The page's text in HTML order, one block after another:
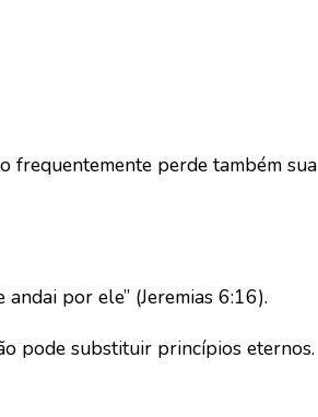
frequentemente perde também sua
por ele” (Jeremias 6:16).
pode substituir princípios eternos.